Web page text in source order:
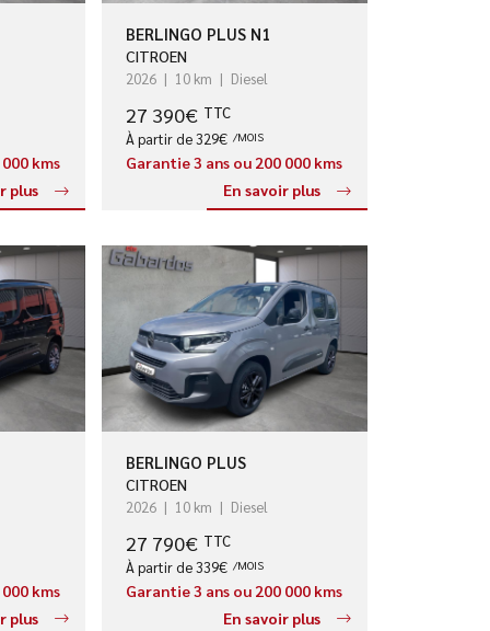
kms
plus
BERLINGO PLUS N1
CITROEN
2026 10 km Diesel
27 390€ TTC
À partir de 329€ /MOIS
Garantie 3 ans ou 200 000 kms
En savoir plus
kms
plus
BERLINGO PLUS
CITROEN
2026 10 km Diesel
27 790€ TTC
À partir de 339€ /MOIS
Garantie 3 ans ou 200 000 kms
En savoir plus